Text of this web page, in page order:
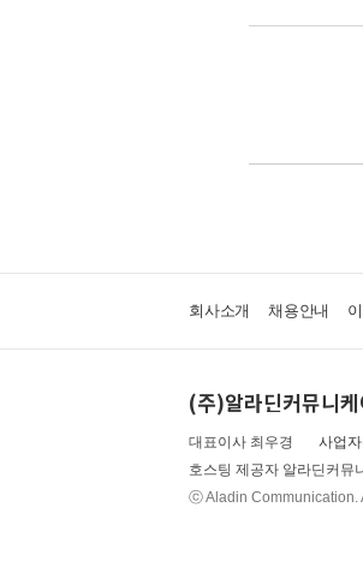
회사소개 채용안내
(주)알라딘커뮤니
대표이사 최우경 사업
호스팅 제공자 알라딘커뮤
ⓒ Aladin Communication.